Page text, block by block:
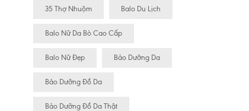
35 Thợ Nhuộm Balo Du Lịch
Balo Nữ Da Bò Cao Cấp
Balo Nữ Đẹp Bảo Dưỡng Da
Bảo Dưỡng Đồ Da
Bảo Dưỡng Đồ Da Thật